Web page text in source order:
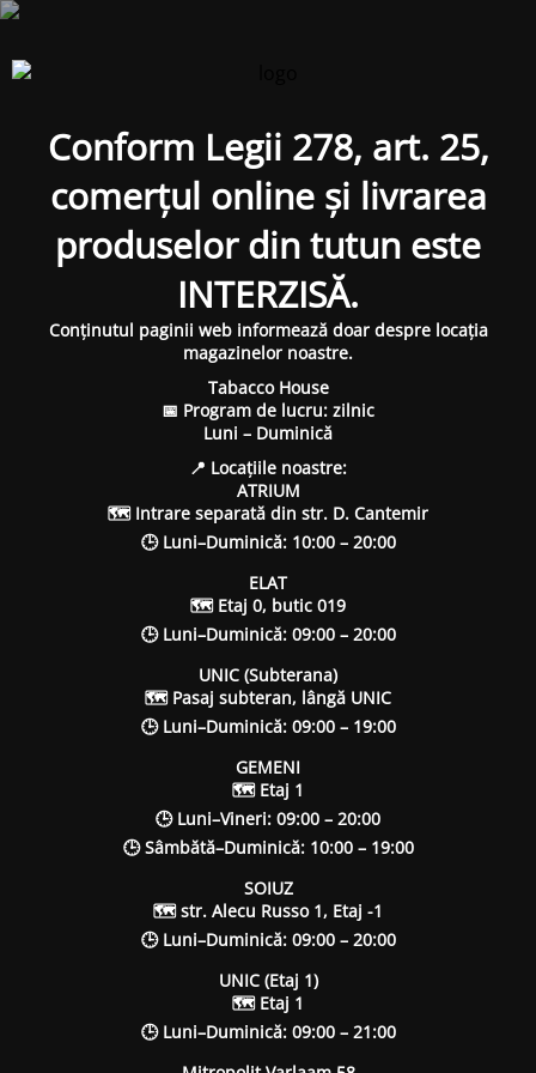
Conform Legii 278, art. 25,
comerțul online și livrarea
produselor din tutun este
INTERZISĂ.
Conținutul paginii web informează doar despre locația
magazinelor noastre.
Tabacco House
📅 Program de lucru: zilnic
Luni – Duminică
📍 Locațiile noastre:
ATRIUM
🗺 Intrare separată din str. D. Cantemir
🕒 Luni–Duminică: 10:00 – 20:00
ELAT
🗺 Etaj 0, butic 019
🕒 Luni–Duminică: 09:00 – 20:00
UNIC (Subterana)
🗺 Pasaj subteran, lângă UNIC
🕒 Luni–Duminică: 09:00 – 19:00
GEMENI
🗺 Etaj 1
🕒 Luni–Vineri: 09:00 – 20:00
🕒 Sâmbătă–Duminică: 10:00 – 19:00
SOIUZ
🗺 str. Alecu Russo 1, Etaj -1
🕒 Luni–Duminică: 09:00 – 20:00
UNIC (Etaj 1)
🗺 Etaj 1
🕒 Luni–Duminică: 09:00 – 21:00